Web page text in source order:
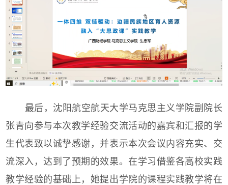
最后，沈阳航空航天大学马克思主义学院副院长
张青向参与本次教学经验交流活动的嘉宾和汇报的学
生代表致以诚挚感谢，并表示本次会议内容充实、交
流深入，达到了预期的效果。在学习借鉴各高校实践
教学经验的基础上，她提出学院的课程实践教学将在